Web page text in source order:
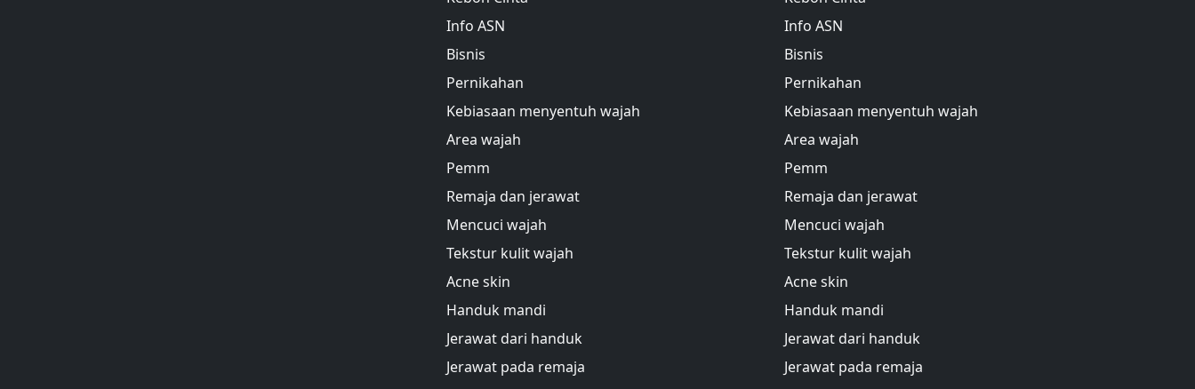
Info ASN
Bisnis
Pernikahan
Kebiasaan menyentuh wajah
Area wajah
Pemm
Remaja dan jerawat
Mencuci wajah
Tekstur kulit wajah
Acne skin
Handuk mandi
Jerawat dari handuk
Jerawat pada remaja
Info ASN
Bisnis
Pernikahan
Kebiasaan menyentuh wajah
Area wajah
Pemm
Remaja dan jerawat
Mencuci wajah
Tekstur kulit wajah
Acne skin
Handuk mandi
Jerawat dari handuk
Jerawat pada remaja